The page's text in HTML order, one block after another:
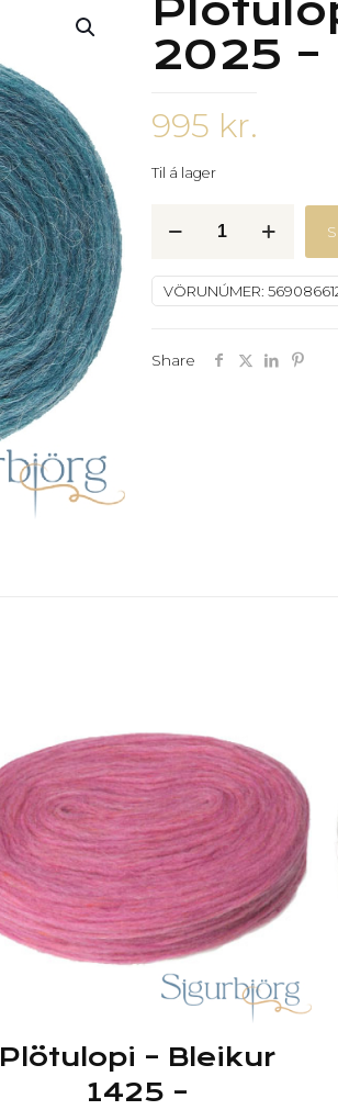
2025 –
995 kr.
Til á lager
Blágrænn
2025
quantity
VÖRUNÚMER:
Share
Plötulopi – Bleikur
1425 –